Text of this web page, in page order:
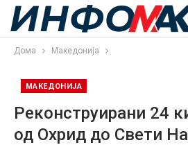
Дома Македонија
МАКЕДОНИЈА
Реконструирани 24
од Охрид до Свети